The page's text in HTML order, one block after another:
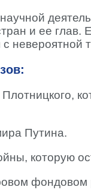
и ее глав.
невероятной
Путина.
которую
фондовом